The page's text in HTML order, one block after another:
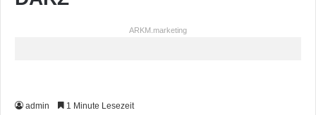
ARKM.marketing
admin 1 Minute Lesezeit